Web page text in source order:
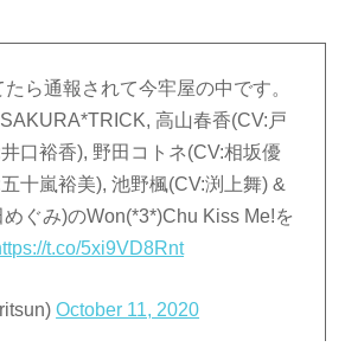
ら通報されて今牢屋の中です。
高山春香(CV:戸
口裕香), 野田コトネ(CV:相坂優
十嵐裕美), 池野楓(CV:渕上舞) &
ぐみ)のWon(*3*)Chu Kiss Me!を
t.co/5xi9VD8Rnt
October 11, 2020